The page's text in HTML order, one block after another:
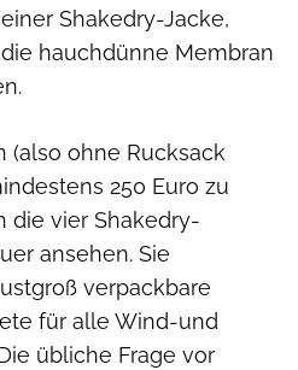
Shakedry-Jacke,
hauchdünne Membran
(also ohne Rucksack
250 Euro zu
die vier Shakedry-
ansehen. Sie
verpackbare
für alle Wind-und
übliche Frage vor